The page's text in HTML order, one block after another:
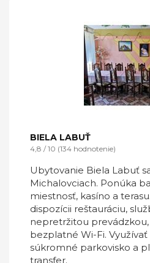
BIELA LABUŤ
4,8 / 10 (134 hodnotenie)
Ubytovanie Biela Labuť
Michalovciach. Ponúka
miestnosť, kasíno a
dispozícii reštauráciu,
nepretržitou
bezplatné Wi-Fi.
súkromné parkovisko a
transfer.